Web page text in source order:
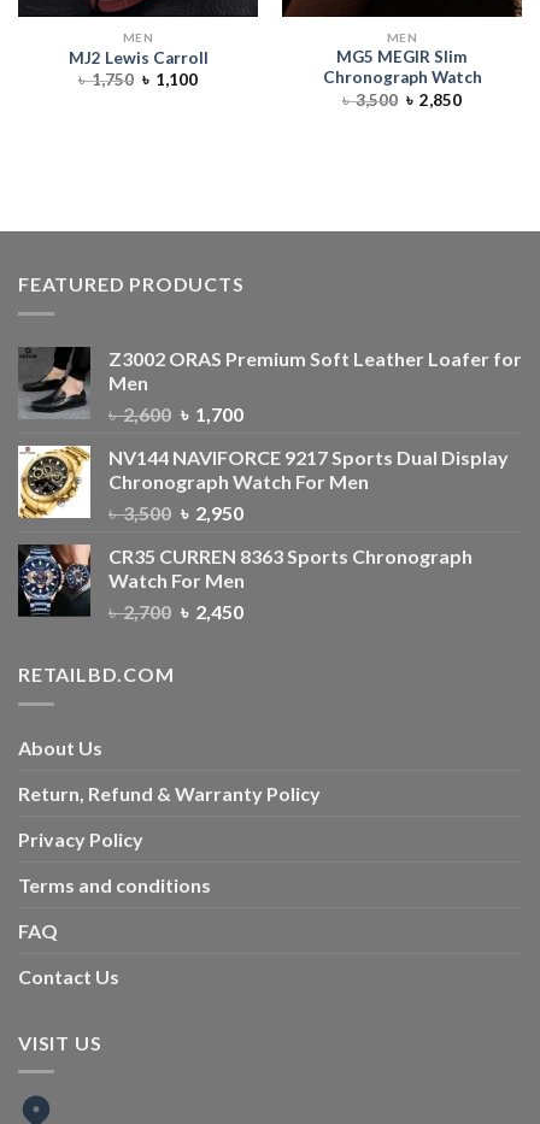
MEN
MJ2 Lewis Carroll
৳1,750 ৳ 1,100
MEN
MG5 MEGIR Slim
Chronograph Watch
৳3,500 ৳ 2,850
FEATURED PRODUCTS
Z3002 ORAS Premium Soft Leather Loafer for
Men
৳2,600 ৳ 1,700
NV144 NAVIFORCE 9217 Sports Dual Display
Chronograph Watch For Men
৳3,500 ৳ 2,950
CR35 CURREN 8363 Sports Chronograph
Watch For Men
৳2,700 ৳ 2,450
RETAILBD.COM
About Us
Return, Refund & Warranty Policy
Privacy Policy
Terms and conditions
FAQ
Contact Us
VISIT US